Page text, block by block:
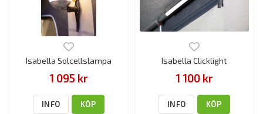
Isabella Solcellslampa
1 095 kr
INFO KÖP
Isabella Clicklight
1 100 kr
INFO KÖP